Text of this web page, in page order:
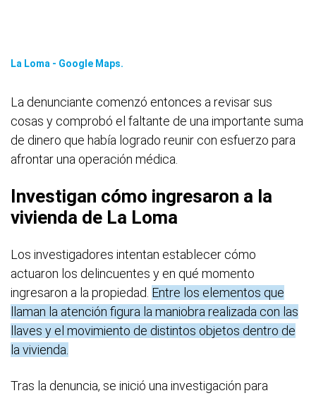
La Loma - Google Maps.
La denunciante comenzó entonces a revisar sus
cosas y comprobó el faltante de una importante suma
de dinero que había logrado reunir con esfuerzo para
afrontar una operación médica.
Investigan cómo ingresaron a la
vivienda de La Loma
Los investigadores intentan establecer cómo
actuaron los delincuentes y en qué momento
ingresaron a la propiedad. Entre los elementos que
llaman la atención figura la maniobra realizada con las
llaves y el movimiento de distintos objetos dentro de
la vivienda.
Tras la denuncia, se inició una investigación para